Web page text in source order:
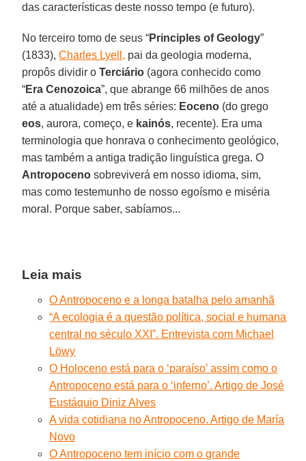
das características deste nosso tempo (e futuro).
No terceiro tomo de seus “Principles of Geology”
(1833),Charles Lyell, pai da geologia moderna,
propôs dividir oTerciário (agora conhecido como
“Era Cenozoica”, que abrange 66 milhões de anos
até a atualidade) em três séries: Eoceno (do grego
eos, aurora, começo, e kainós, recente). Era uma
terminologia que honrava o conhecimento geológico,
mas também a antiga tradição linguística grega. O
Antropoceno sobreviverá em nosso idioma, sim,
mas como testemunho de nosso egoísmo e miséria
moral. Porque saber, sabíamos...
Leia mais
O Antropoceno e a longa batalha pelo amanhã
“A ecologia é a questão política, social e humana
central no século XXI”. Entrevista com Michael
Löwy
O Holoceno está para o ‘paraíso’ assim como o
Antropoceno está para o ‘inferno’. Artigo de José
Eustáquio Diniz Alves
A vida cotidiana no Antropoceno. Artigo de María
Novo
O Antropoceno tem início com o grande